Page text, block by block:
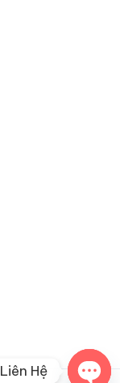
Liên Hệ